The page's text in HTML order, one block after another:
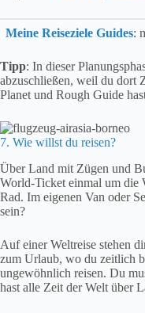
Meine Reiseziele Guides:
Tipp: In dieser
abzuschließen, weil du dort
Planet und Rough Guide
7. Wie willst du reisen?
Über Land mit Zügen und
World-Ticket einmal um die
Rad. Im eigenen Van oder
sein?
Auf einer Weltreise stehen
zum Urlaub, wo du zeitlich
ungewöhnlich reisen. Du
hast alle Zeit der Welt über